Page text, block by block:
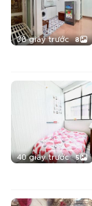
38 giây trước 8
40 giây trước 5